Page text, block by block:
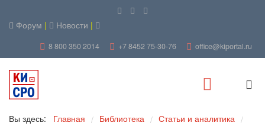
Форум | Новости |
8 800 350 2014 +7 8452 75-30-76 office@kiportal.ru
Вы здесь: Главная / Библиотека / Статьи и аналитика /